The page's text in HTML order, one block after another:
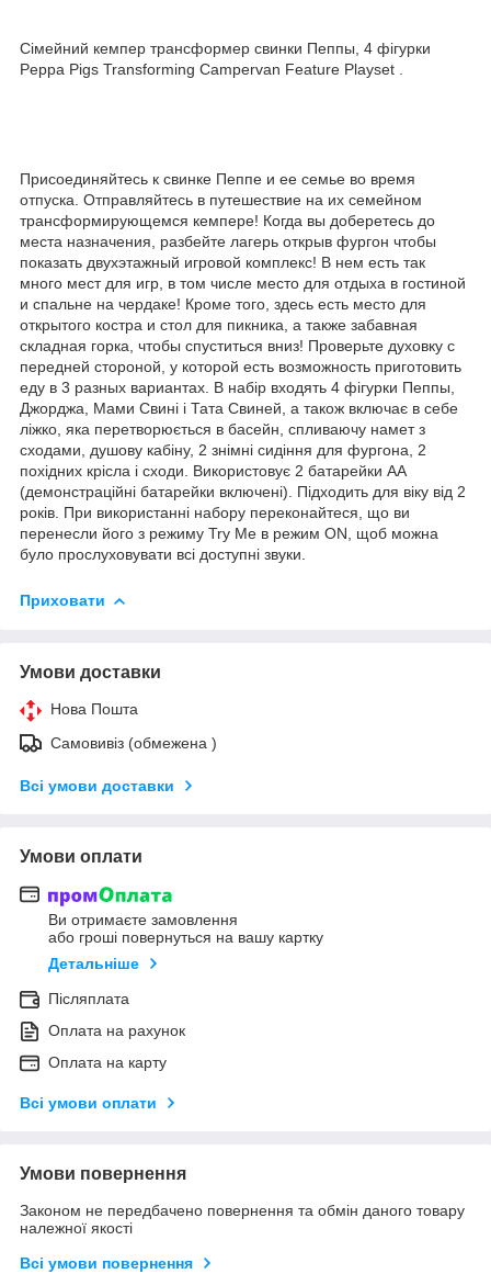
Сімейний кемпер трансформер свинки Пеппы, 4 фігурки
Peppa Pigs Transforming Campervan Feature Playset .
Присоединяйтесь к свинке Пеппе и ее семье во время
отпуска. Отправляйтесь в путешествие на их семейном
трансформирующемся кемпере! Когда вы доберетесь до
места назначения, разбейте лагерь открыв фургон чтобы
показать двухэтажный игровой комплекс! В нем есть так
много мест для игр, в том числе место для отдыха в гостиной
и спальне на чердаке! Кроме того, здесь есть место для
открытого костра и стол для пикника, а также забавная
складная горка, чтобы спуститься вниз! Проверьте духовку с
передней стороной, у которой есть возможность приготовить
еду в 3 разных вариантах. В набір входять 4 фігурки Пеппы,
Джорджа, Мами Свині і Тата Свиней, а також включає в себе
ліжко, яка перетворюється в басейн, спливаючу намет з
сходами, душову кабіну, 2 знімні сидіння для фургона, 2
похідних крісла і сходи. Використовує 2 батарейки АА
(демонстраційні батарейки включені). Підходить для віку від 2
років. При використанні набору переконайтеся, що ви
перенесли його з режиму Try Me в режим ON, щоб можна
було прослуховувати всі доступні звуки.
Приховати
Умови доставки
Нова Пошта
Самовивіз (обмежена )
Всі умови доставки
Умови оплати
Ви отримаєте замовлення
або гроші повернуться на вашу картку
Детальніше
Післяплата
Оплата на рахунок
Оплата на карту
Всі умови оплати
Умови повернення
Законом не передбачено повернення та обмін даного товару
належної якості
Всі умови повернення